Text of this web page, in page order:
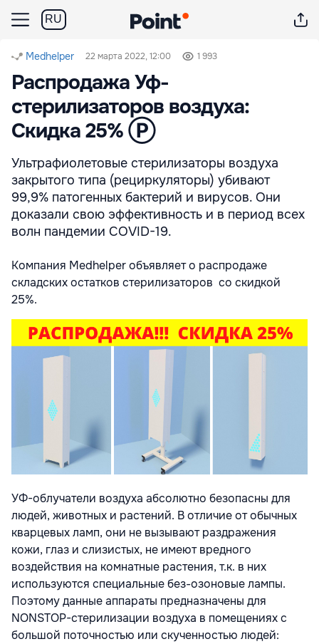
RU
Medhelper 22 марта 2022, 12:00 1 993
Распродажа Уф-
стерилизаторов воздуха:
Скидка 25% Ⓟ
Ультрафиолетовые стерилизаторы воздуха
закрытого типа (рециркуляторы) убивают
99,9% патогенных бактерий и вирусов. Они
доказали свою эффективность и в период всех
волн пандемии COVID-19.
Компания Medhelper объявляет о распродаже
складских остатков стерилизаторов со скидкой
25%.
УФ-облучатели воздуха абсолютно безопасны для
людей, животных и растений. В отличие от обычных
кварцевых ламп, они не вызывают раздражения
кожи, глаз и слизистых, не имеют вредного
воздействия на комнатные растения, т.к. в них
используются специальные без-озоновые лампы.
Поэтому данные аппараты предназначены для
NONSTOP-стерилизации воздуха в помещениях с
большой поточностью или скученностью людей: